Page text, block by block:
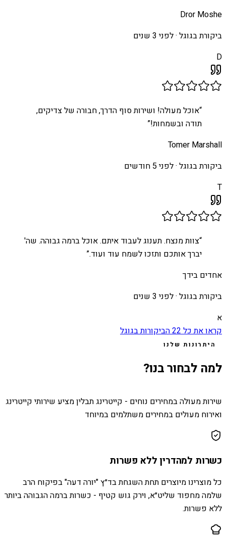
Dror Moshe
ביקורת בגוגל ·לפני 3 שנים
D
“אוכל מעולה! ושירות סוף הדרך, חבורה של צדיקים,
תודה ובשמחות!”
Tomer Marshall
ביקורת בגוגל ·לפני 5 חודשים
T
“צוות מנצח. תענוג לעבוד איתם. אוכל ברמה גבוהה. שה'
יברך אותכם ותזכו לשמח עוד ועוד.”
אחדים בידך
ביקורת בגוגל ·לפני 3 שנים
א
קראו את כל 22הביקורות בגוגל
היתרונות שלנו
למה לבחור בנו?
שירות מעולה במחירים נוחים - קייטרינג תבלין מציע שירותי קייטרינג
ואירוח מעולים במחירים משתלמים במיוחד
כשרות למהדרין ללא פשרות
כל מוצרינו מיוצרים תחת השגחת בד״ץ "יורה דעה" בפיקוח הרב
שלמה מחפוד שליט״א, וירק גוש קטיף - כשרות ברמה הגבוהה ביותר
ללא פשרות.